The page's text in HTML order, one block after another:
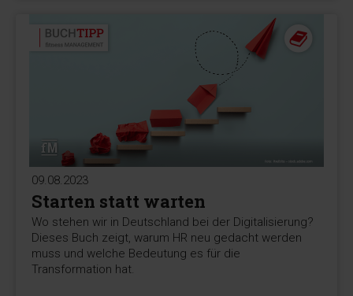
09.08.2023
Starten statt warten
Wo stehen wir in Deutschland bei der Digitalisierung?
Dieses Buch zeigt, warum HR neu gedacht werden
muss und welche Bedeutung es für die
Transformation hat.